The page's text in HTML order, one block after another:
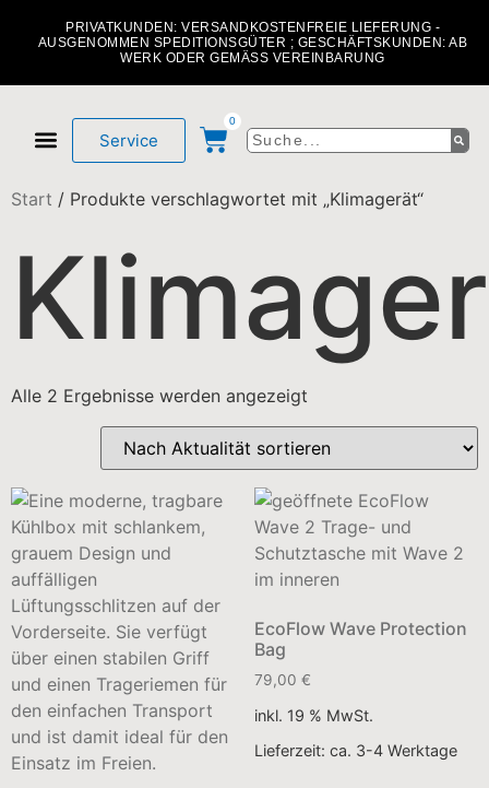
PRIVATKUNDEN: VERSANDKOSTENFREIE LIEFERUNG -
AUSGENOMMEN SPEDITIONSGÜTER ; GESCHÄFTSKUNDEN: AB
WERK ODER GEMÄSS VEREINBARUNG
Service
0
Start / Produkte verschlagwortet mit „Klimagerät“
Alle 2 Ergebnisse werden angezeigt
EcoFlow Wave Protection
Bag
79,00 €
inkl. 19 % MwSt.
Lieferzeit: ca. 3-4 Werktage